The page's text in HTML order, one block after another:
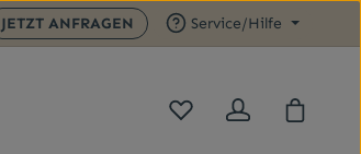
JETZT ANFRAGEN Service/Hilfe
Du hast 0 Produkte auf